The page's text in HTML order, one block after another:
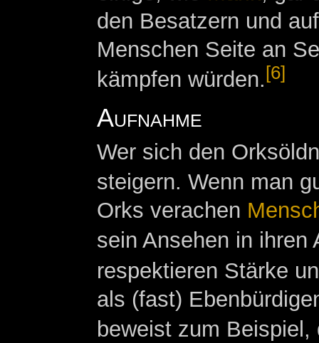
den Besatzern und
Menschen Seite an
kämpfen würden.[6]
Aufnahme
Wer sich den
steigern. Wenn man
Orks verachen
sein Ansehen in ihren
respektieren Stärke
als (fast)
beweist zum